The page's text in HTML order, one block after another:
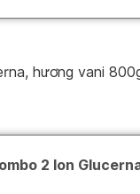
hương vani